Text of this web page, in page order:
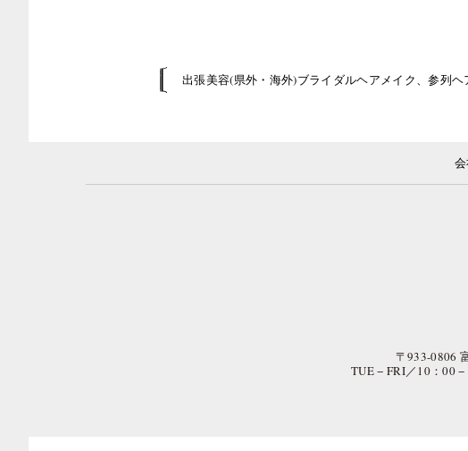
出張美容(県外・海外)ブライダルヘアメイク、参列
〒933-0806
TUE − FRI／10：